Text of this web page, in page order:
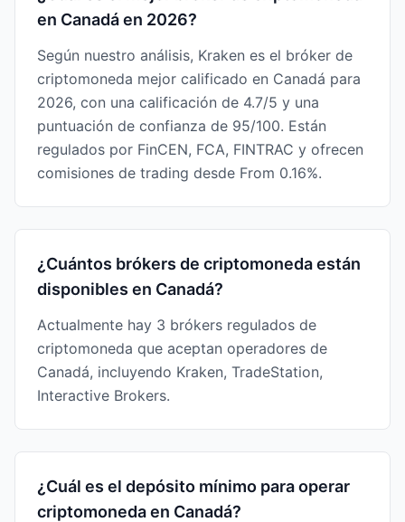
en Canadá en 2026?
Según nuestro análisis, Kraken es el bróker de
criptomoneda mejor calificado en Canadá para
2026, con una calificación de 4.7/5 y una
puntuación de confianza de 95/100. Están
regulados por FinCEN, FCA, FINTRAC y ofrecen
comisiones de trading desde From 0.16%.
¿Cuántos brókers de criptomoneda están
disponibles en Canadá?
Actualmente hay 3 brókers regulados de
criptomoneda que aceptan operadores de
Canadá, incluyendo Kraken, TradeStation,
Interactive Brokers.
¿Cuál es el depósito mínimo para operar
criptomoneda en Canadá?